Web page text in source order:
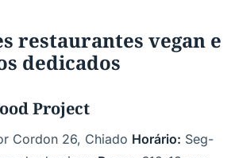
restaurantes vegan e
dedicados
Project
Cordon 26, Chiado Horário: Seg-